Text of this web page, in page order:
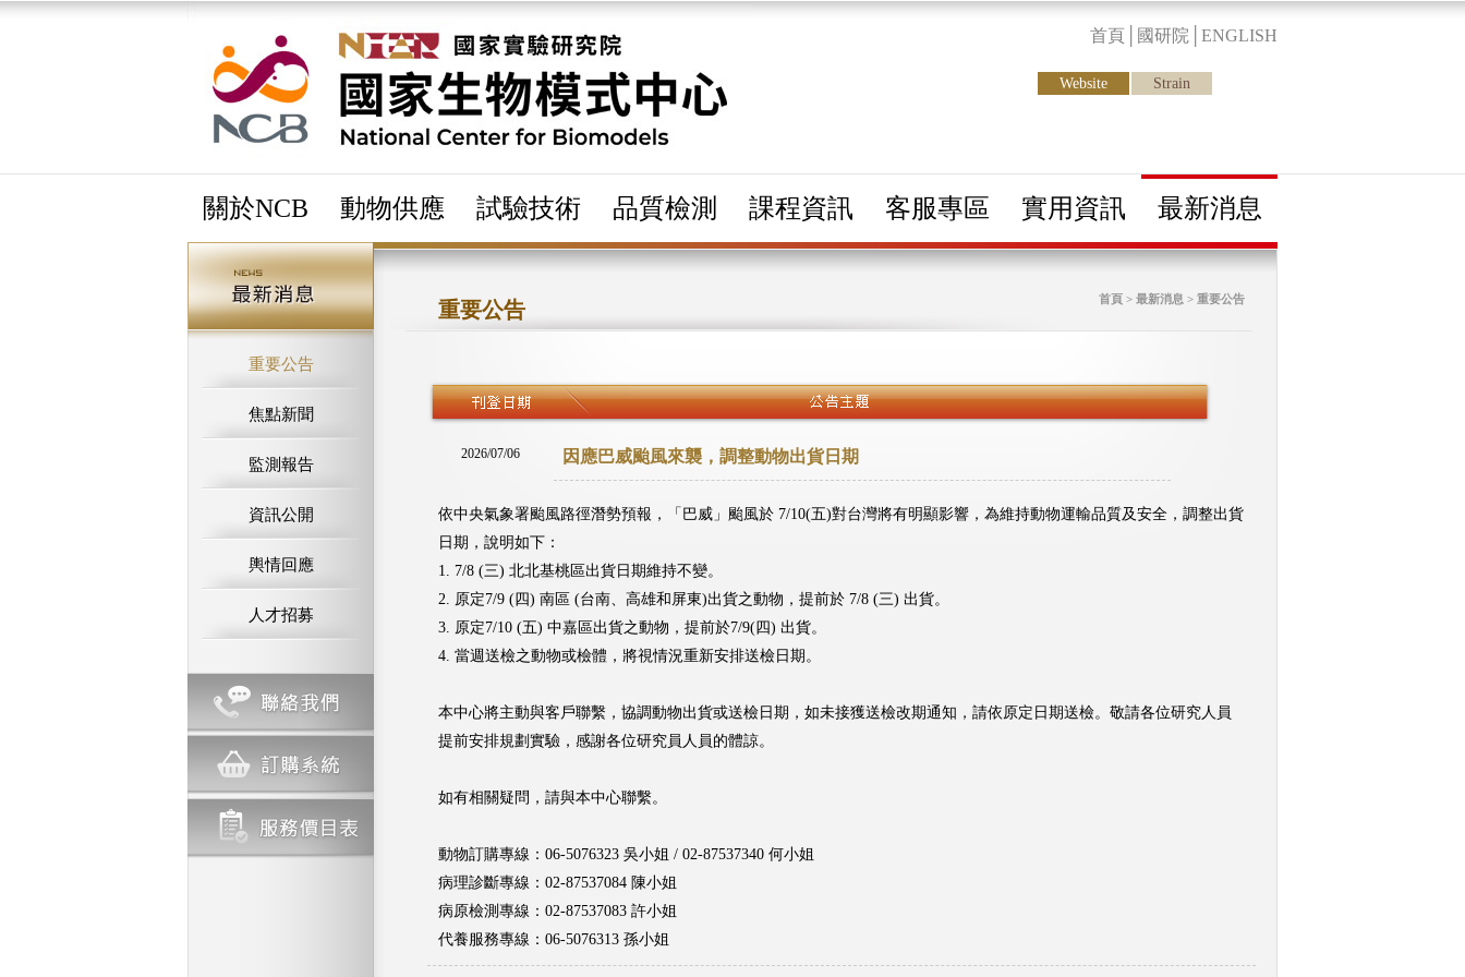
首頁 國研院 ENGLISH
Website Strain
關於NCB 動物供應 試驗技術 品質檢測 課程資訊 客服專區 實用資訊 最新消息
重要公告
焦點新聞
監測報告
資訊公開
輿情回應
人才招募
重要公告 首頁 > 最新消息 > 重要公告
2026/07/06 因應巴威颱風來襲，調整動物出貨日期
依中央氣象署颱風路徑潛勢預報，「巴威」颱風於 7/10(五)對台灣將有明顯影響，為維持動物運輸品質及安全，調整出貨
日期，說明如下：
1. 7/8 (三) 北北基桃區出貨日期維持不變。
2. 原定7/9 (四) 南區 (台南、高雄和屏東)出貨之動物，提前於 7/8 (三) 出貨。
3. 原定7/10 (五) 中嘉區出貨之動物，提前於7/9(四) 出貨。
4. 當週送檢之動物或檢體，將視情況重新安排送檢日期。
本中心將主動與客戶聯繫，協調動物出貨或送檢日期，如未接獲送檢改期通知，請依原定日期送檢。敬請各位研究人員
提前安排規劃實驗，感謝各位研究員人員的體諒。
如有相關疑問，請與本中心聯繫。
動物訂購專線：06-5076323 吳小姐 / 02-87537340 何小姐
病理診斷專線：02-87537084 陳小姐
病原檢測專線：02-87537083 許小姐
代養服務專線：06-5076313 孫小姐